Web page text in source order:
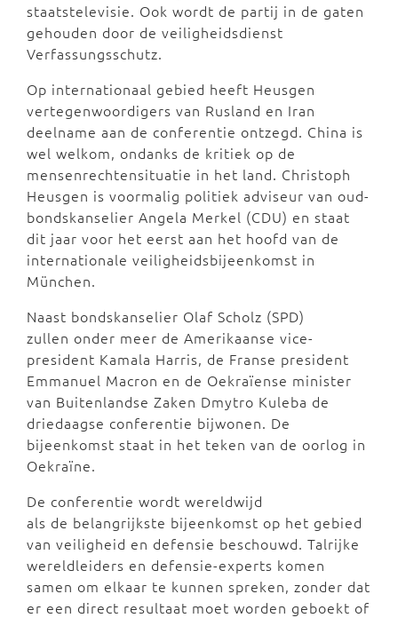
staatstelevisie. Ook wordt de partij in de gaten
gehouden door de veiligheidsdienst
Verfassungsschutz.
Op internationaal gebied heeft Heusgen
vertegenwoordigers van Rusland en Iran
deelname aan de conferentie ontzegd. China is
wel welkom, ondanks de kritiek op de
mensenrechtensituatie in het land. Christoph
Heusgen is voormalig politiek adviseur van oud-
bondskanselier Angela Merkel (CDU) en staat
dit jaar voor het eerst aan het hoofd van de
internationale veiligheidsbijeenkomst in
München.
Naast bondskanselier Olaf Scholz (SPD)
zullen onder meer de Amerikaanse vice-
president Kamala Harris, de Franse president
Emmanuel Macron en de Oekraïense minister
van Buitenlandse Zaken Dmytro Kuleba de
driedaagse conferentie bijwonen. De
bijeenkomst staat in het teken van de oorlog in
Oekraïne.
De conferentie wordt wereldwijd
als de belangrijkste bijeenkomst op het gebied
van veiligheid en defensie beschouwd. Talrijke
wereldleiders en defensie-experts komen
samen om elkaar te kunnen spreken, zonder dat
er een direct resultaat moet worden geboekt of